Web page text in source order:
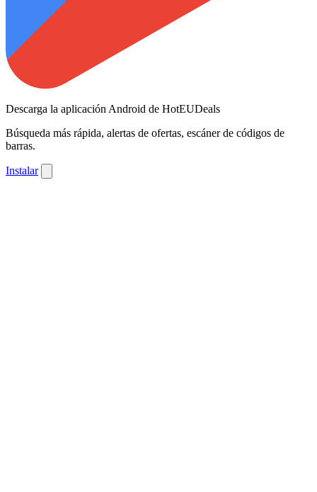
Descarga la aplicación Android de HotEUDeals
Búsqueda más rápida, alertas de ofertas, escáner de códigos de
barras.
Instalar